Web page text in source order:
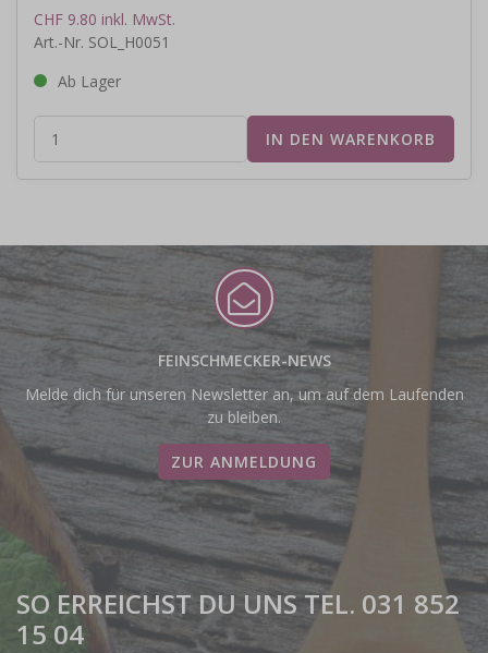
CHF 9.80 inkl. MwSt.
Art.-Nr. SOL_H0051
Ab Lager
FEINSCHMECKER-NEWS
Melde dich für unseren Newsletter an, um auf dem Laufenden
zu bleiben.
ZUR ANMELDUNG
SO ERREICHST DU UNS TEL. 031 852
15 04